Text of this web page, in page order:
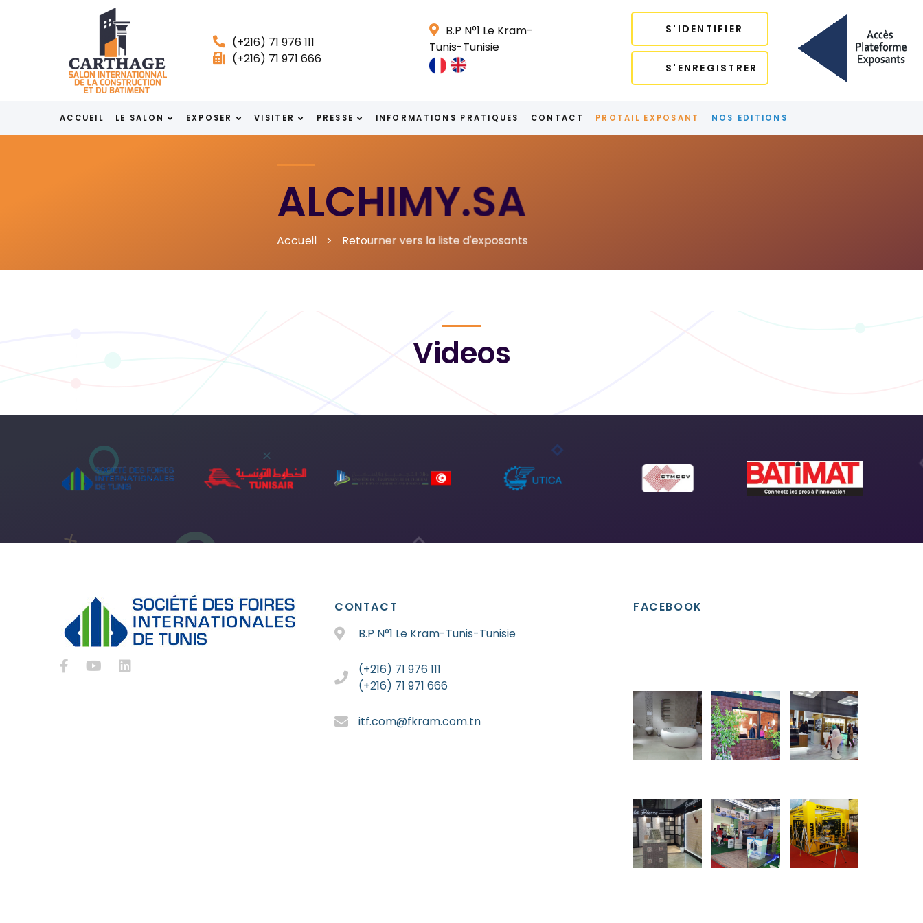
(+216) 71 976 111
(+216) 71 971 666
B.P N°1 Le Kram-
Tunis-Tunisie
S'IDENTIFIER
S'ENREGISTRER
ACCUEIL LE SALON EXPOSER VISITER PRESSE INFORMATIONS PRATIQUES CONTACT PROTAIL EXPOSANT NOS EDITIONS
ALCHIMY.SA
Accueil Retourner vers la liste d'exposants
Videos
CONTACT
B.P N°1 Le Kram-Tunis-Tunisie
(+216) 71 976 111
(+216) 71 971 666
itf.com@fkram.com.tn
FACEBOOK